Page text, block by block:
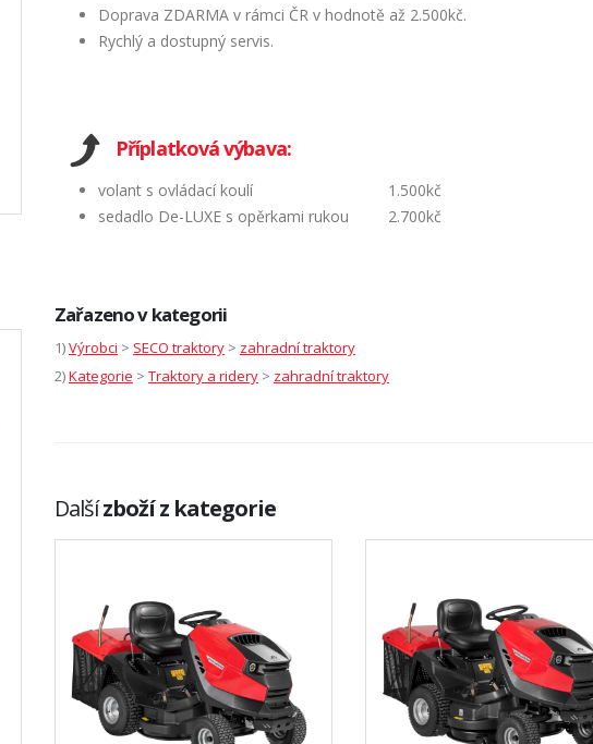
Doprava ZDARMA v rámci ČR v hodnotě až 2.500kč.
Rychlý a dostupný servis.
Příplatková výbava:
volant s ovládací koulí 1.500kč
sedadlo De-LUXE s opěrkami rukou 2.700kč
Zařazeno v kategorii
1)Výrobci > SECO traktory > zahradní traktory
2)Kategorie > Traktory a ridery > zahradní traktory
Dalšízboží z kategorie